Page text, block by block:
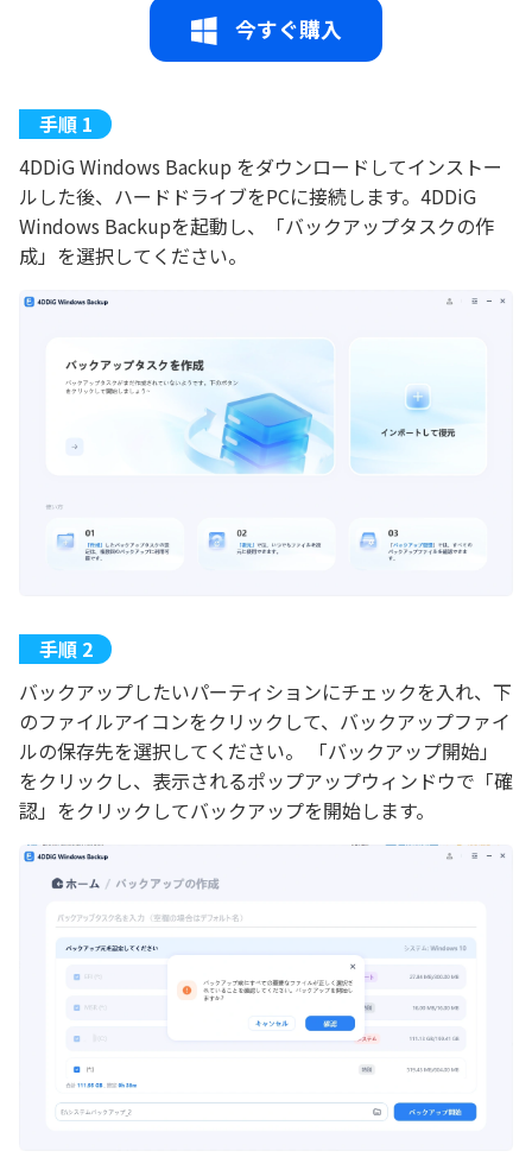
今すぐ購入
4DDiG Windows Backup をダウンロードしてインストー
ルした後、ハードドライブをPCに接続します。4DDiG
Windows Backupを起動し、「バックアップタスクの作
成」を選択してください。
バックアップしたいパーティションにチェックを入れ、下
のファイルアイコンをクリックして、バックアップファイ
ルの保存先を選択してください。 「バックアップ開始」
をクリックし、表示されるポップアップウィンドウで「確
認」をクリックしてバックアップを開始します。